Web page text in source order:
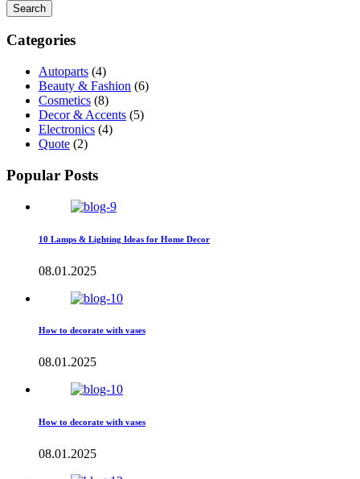
Categories
Autoparts (4)
Beauty & Fashion (6)
Cosmetics (8)
Decor & Accents (5)
Electronics (4)
Quote (2)
Popular Posts
10 Lamps & Lighting Ideas for Home Decor
08.01.2025
How to decorate with vases
08.01.2025
How to decorate with vases
08.01.2025